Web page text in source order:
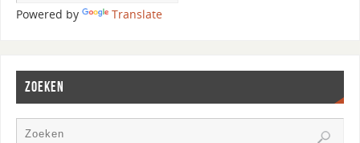
Powered by Translate
ZOEKEN